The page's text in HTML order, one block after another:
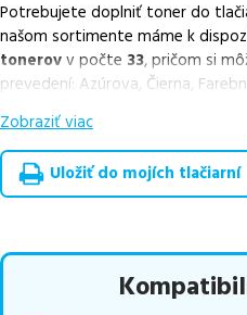
Potrebujete doplniť toner do
našom sortimente máme k
tonerovv počte 33, pričom si
prevedení: Azúrova, Čierna,
Z uvedeného množstva
náplnev počte5ks, ako aj
ktoré plne zachovávajú kvalitu
overené náhrady v rôznych
počte
Zobraziť viac
Uložiť do mojích tlačiarní